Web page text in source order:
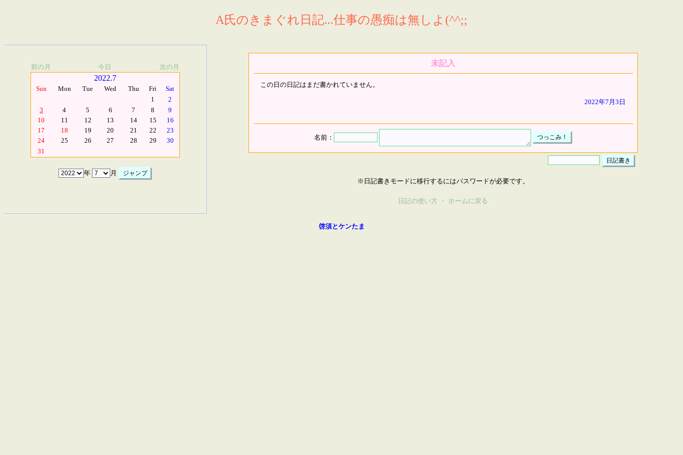
A氏のきまぐれ日記...仕事の愚痴は無しよ(^^;;
前の月 今日 次の月
2022.7
Sun Mon Tue Wed Thu Fri
Sat
1
2
3
4 5 6 7 8
9
10
11 12 13 14 15
16
17
18 19 20 21 22
23
24
25 26 27 28 29
30
31
年 月
未記入
この日の日記はまだ書かれていません。
2022年7月3日
名前：
※日記書きモードに移行するにはパスワードが必要です。
日記の使い方 ・ ホームに戻る
啓須とケンたま